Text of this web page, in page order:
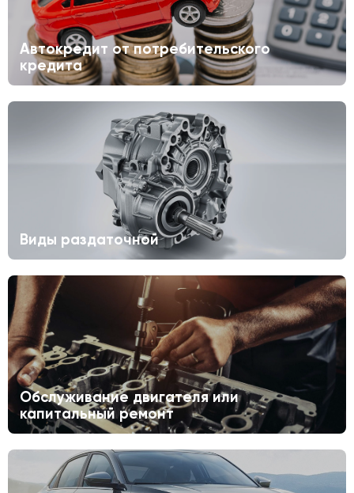
Автокредит от потребительского
кредита
Виды раздаточной
Обслуживание двигателя или
капитальный ремонт